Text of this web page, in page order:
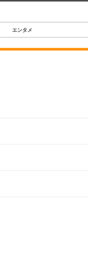
エンタメ